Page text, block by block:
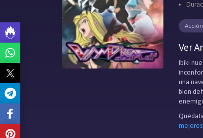
Acción
Ver
Ibiki
una
bien